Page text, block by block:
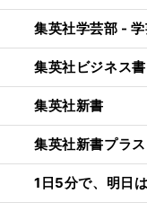
集英社学芸部 -
集英社ビジネス書
集英社新書
集英社新書プラ
1日5分で、明日